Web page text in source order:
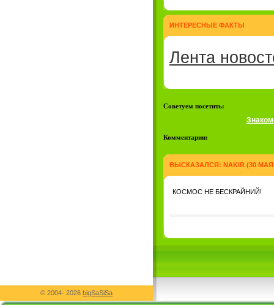
ИНТЕРЕСНЫЕ ФАКТЫ
Лента
Советуем посетить:
Комментарии:
ВЫСКАЗАЛСЯ: NAKIR (30 МАЯ
КОСМОС НЕ БЕСКРАЙНИЙ!
© 2004- 2026 bigSaSiSa